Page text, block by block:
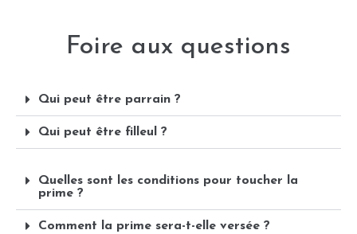
Foire aux questions
Qui peut être parrain ?
Qui peut être filleul ?
Quelles sont les conditions pour toucher la
prime ?
Comment la prime sera-t-elle versée ?